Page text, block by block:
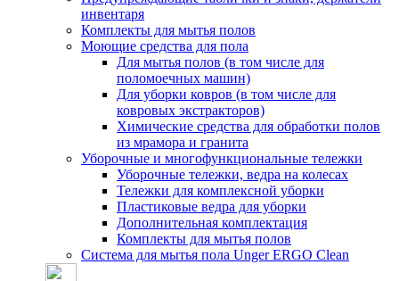
инвентаря
Комплекты для мытья полов
Моющие средства для пола
Для мытья полов (в том числе для
поломоечных машин)
Для уборки ковров (в том числе для
ковровых экстракторов)
Химические средства для обработки полов
из мрамора и гранита
Уборочные и многофункциональные тележки
Уборочные тележки, ведра на колесах
Тележки для комплексной уборки
Пластиковые ведра для уборки
Дополнительная комплектация
Комплекты для мытья полов
Система для мытья пола Unger ERGO Clean